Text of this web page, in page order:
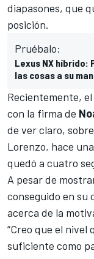
diapasones, que
posición.
Pruébalo:
Lexus NX híbrido:
las cosas a su
Recientemente,
con la firma de
de ver claro,
Lorenzo, hace
quedó a cuatro
A pesar de
conseguido en su
acerca de la
“Creo que el nivel
suficiente como